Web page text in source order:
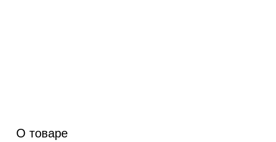
О товаре